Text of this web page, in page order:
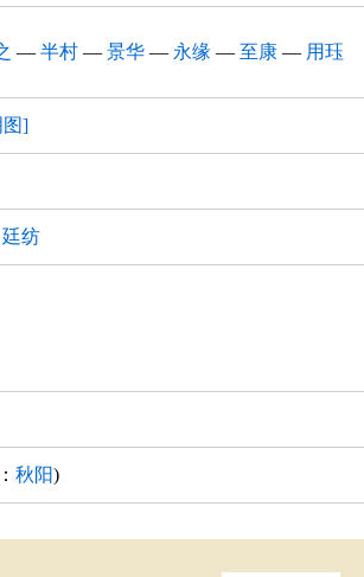
— 半村 — 景华 — 永缘 — 至康 — 用珏
图]
廷纺
秋阳)